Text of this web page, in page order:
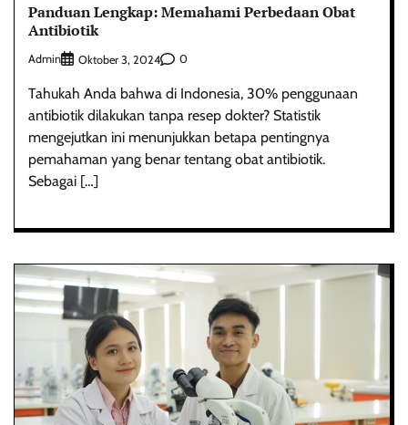
Panduan Lengkap: Memahami Perbedaan Obat
Antibiotik
Admin Oktober 3, 2024 0
Tahukah Anda bahwa di Indonesia, 30% penggunaan
antibiotik dilakukan tanpa resep dokter? Statistik
mengejutkan ini menunjukkan betapa pentingnya
pemahaman yang benar tentang obat antibiotik.
Sebagai […]